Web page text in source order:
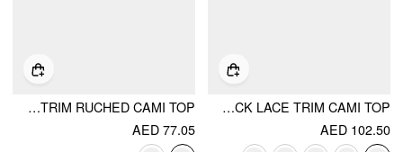
COTTON V-NECK LACE TRIM CAMI TOP
AED 102.50
LACE V-NECK SCALLOP TRIM RUCHED CAMI TOP
AED 77.05